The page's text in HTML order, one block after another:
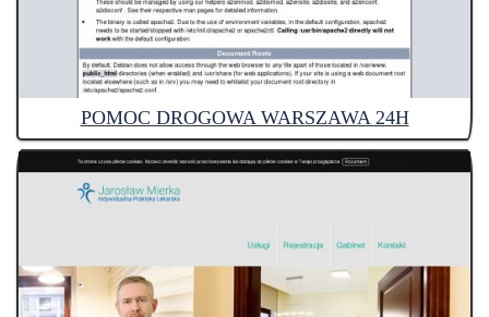
POMOC DROGOWA WARSZAWA 24H